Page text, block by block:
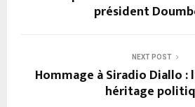
président
NEXT POST
Hommage à Siradio Diallo :
héritage